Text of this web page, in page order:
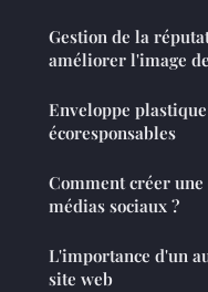
Gestion de la
améliorer l'image
Enveloppe
écoresponsables
Comment créer
médias sociaux ?
L'importance d'un
site web